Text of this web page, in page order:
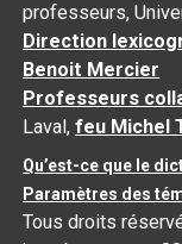
professeurs,
Direction
Benoit Mercier
Professeurs
Laval,feu Michel
Qu’est-ce que le
Paramètres des
Tous droits